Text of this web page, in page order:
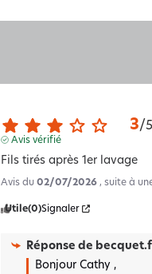
3/5
Avis vérifié
Fils tirés après 1er lavage
Avis du02/07/2026 , suite à
Utile(0)Signaler
Réponse de
Bonjour Cathy ,